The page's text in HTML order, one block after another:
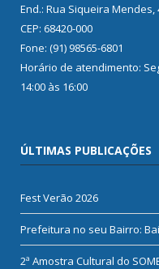
End.: Rua Siqueira
CEP: 68420-000
Fone: (91) 98565-6801
Horário de atendimento:
14:00 às 16:00
ÚLTIMAS PUBLICAÇÕES
Fest Verão 2026
Prefeitura no seu Bairro:
2ª Amostra Cultural do